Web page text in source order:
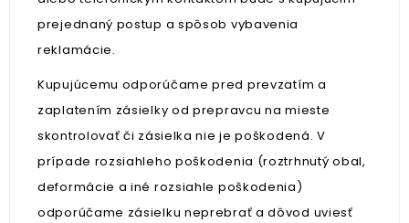
prejednaný postup a spôsob vybavenia
reklamácie.
Kupujúcemu odporúčame pred prevzatím a
zaplatením zásielky od prepravcu na mieste
skontrolovať či zásielka nie je poškodená. V
prípade rozsiahleho poškodenia (roztrhnutý obal,
deformácie a iné rozsiahle poškodenia)
odporúčame zásielku neprebrať a dôvod uviesť